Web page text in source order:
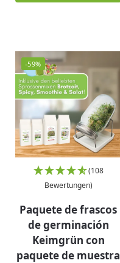
-59%
(108
Bewertungen)
Paquete de frascos
de germinación
Keimgrün con
paquete de muestra